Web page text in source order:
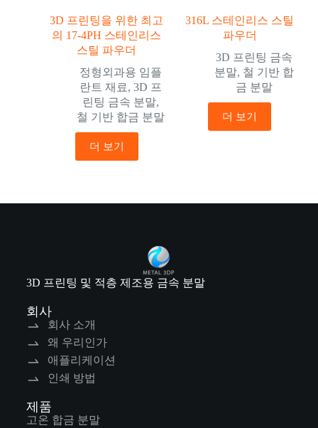
3D 프린팅을 위한 최고
의 17-4PH 스테인리스
스틸 파우더
정형외과용 임플
란트 재료,3D 프
린팅 금속 분말,
철 기반 합금 분말
더 보기
316L 스테인리스 스틸
파우더
3D 프린팅 금속
분말, 철 기반 합
금 분말
더 보기
3D 프린팅 및 적층 제조용 금속 분말
회사
회사 소개
왜 우리인가
애플리케이션
인쇄 방법
제품
고온 합금 분말